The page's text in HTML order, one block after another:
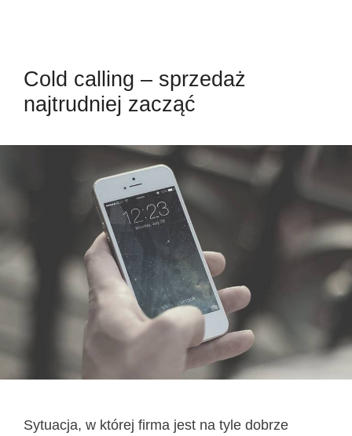
Cold calling – sprzedaż
najtrudniej zacząć
Sytuacja, w której firma jest na tyle dobrze